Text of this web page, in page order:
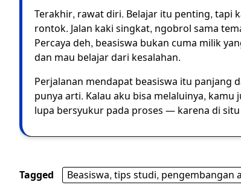
Terakhir, rawat diri. Belajar itu penting, tapi
rontok. Jalan kaki singkat, ngobrol sama
Percaya deh, beasiswa bukan cuma milik
dan mau belajar dari kesalahan.
Perjalanan mendapat beasiswa itu panjang
punya arti. Kalau aku bisa melaluinya,
lupa bersyukur pada proses — karena di
Tagged Beasiswa, tips studi,